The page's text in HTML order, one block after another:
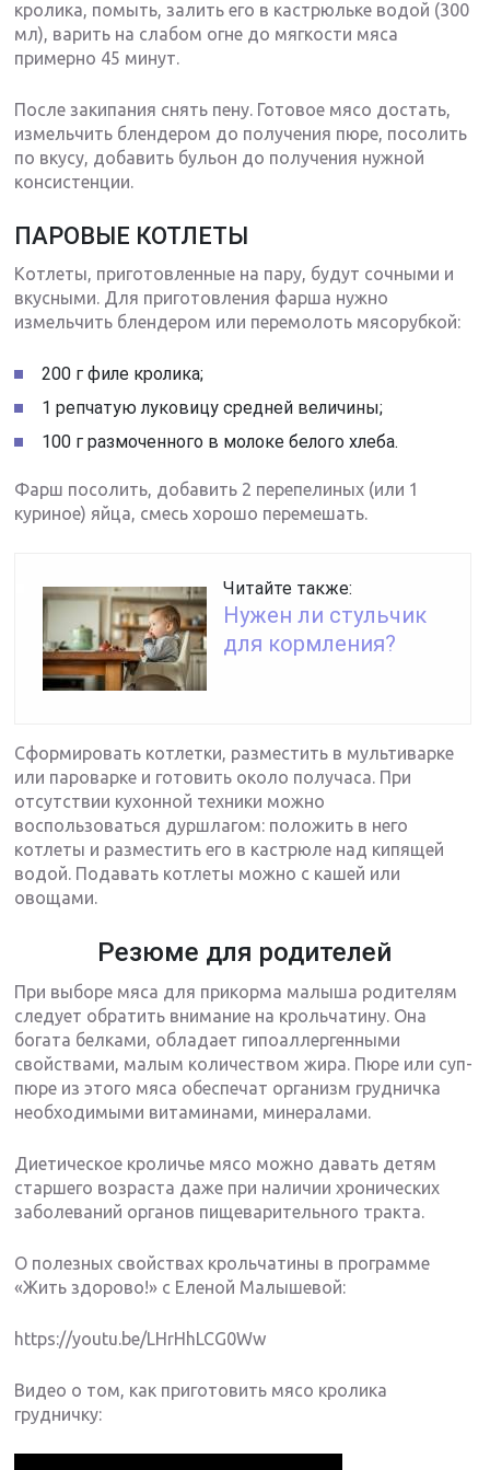
кролика, помыть, залить его в кастрюльке водой (300
мл), варить на слабом огне до мягкости мяса
примерно 45 минут.
После закипания снять пену. Готовое мясо достать,
измельчить блендером до получения пюре, посолить
по вкусу, добавить бульон до получения нужной
консистенции.
ПАРОВЫЕ КОТЛЕТЫ
Котлеты, приготовленные на пару, будут сочными и
вкусными. Для приготовления фарша нужно
измельчить блендером или перемолоть мясорубкой:
200 г филе кролика;
1 репчатую луковицу средней величины;
100 г размоченного в молоке белого хлеба.
Фарш посолить, добавить 2 перепелиных (или 1
куриное) яйца, смесь хорошо перемешать.
Читайте также:
Нужен ли стульчик
для кормления?
Сформировать котлетки, разместить в мультиварке
или пароварке и готовить около получаса. При
отсутствии кухонной техники можно
воспользоваться дуршлагом: положить в него
котлеты и разместить его в кастрюле над кипящей
водой. Подавать котлеты можно с кашей или
овощами.
Резюме для родителей
При выборе мяса для прикорма малыша родителям
следует обратить внимание на крольчатину. Она
богата белками, обладает гипоаллергенными
свойствами, малым количеством жира. Пюре или суп-
пюре из этого мяса обеспечат организм грудничка
необходимыми витаминами, минералами.
Диетическое кроличье мясо можно давать детям
старшего возраста даже при наличии хронических
заболеваний органов пищеварительного тракта.
О полезных свойствах крольчатины в программе
«Жить здорово!» с Еленой Малышевой:
https://youtu.be/LHrHhLCG0Ww
Видео о том, как приготовить мясо кролика
грудничку: